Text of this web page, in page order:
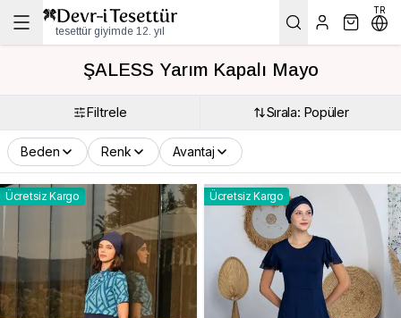
tesettür giyimde 12. yıl
TR
ŞALESS Yarım Kapalı Mayo
Filtrele Sırala: Popüler
Beden Renk Avantaj
Ücretsiz Kargo Ücretsiz Kargo